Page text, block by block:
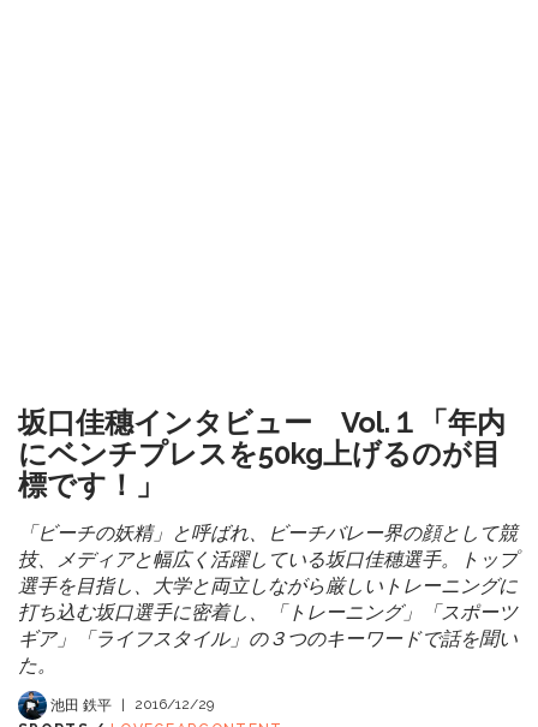
坂口佳穗インタビュー Vol.１「年内
にベンチプレスを50kg上げるのが目
標です！」
「ビーチの妖精」と呼ばれ、ビーチバレー界の顔として競
技、メディアと幅広く活躍している坂口佳穗選手。トップ
選手を目指し、大学と両立しながら厳しいトレーニングに
打ち込む坂口選手に密着し、「トレーニング」「スポーツ
ギア」「ライフスタイル」の３つのキーワードで話を聞い
た。
池田 鉄平 |
2016/12/29